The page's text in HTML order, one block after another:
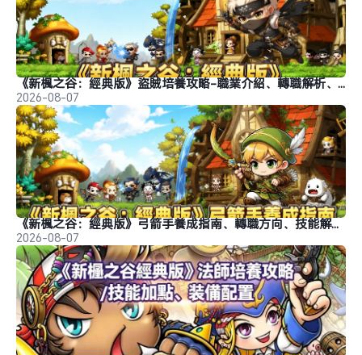
《新楓之谷：經典版》盜賊培養攻略-職業介紹、轉職解析、玩法推薦
2026-08-07
《新楓之谷：經典版》弓箭手養成指南、轉職方向、技能解析、玩法分析
2026-08-07